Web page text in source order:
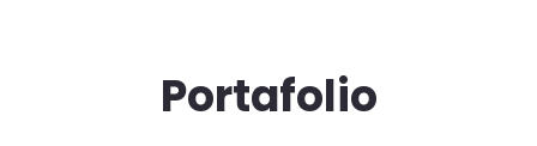
Portafolio